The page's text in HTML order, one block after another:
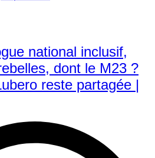
national inclusif,
dont le M23 ?
reste partagée |